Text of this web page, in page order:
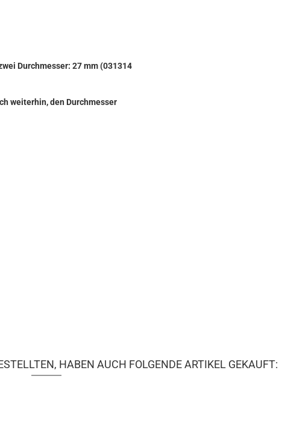
Durchmesser: 27 mm (031314
weiterhin, den Durchmesser
HABEN AUCH FOLGENDE ARTIKEL GEKAUFT: